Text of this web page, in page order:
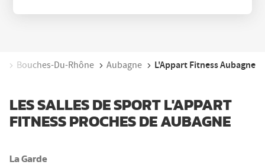
Bouches-Du-Rhône Aubagne L'Appart Fitness Aubagne
LES SALLES DE SPORT L'APPART
FITNESS PROCHES DE AUBAGNE
La Garde